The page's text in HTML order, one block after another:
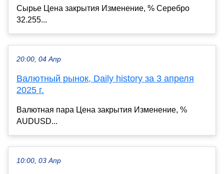
Сырье Цена закрытия Изменение, % Серебро
32.255...
20:00, 04 Апр
Валютный рынок, Daily history за 3 апреля
2025 г.
Валютная пара Цена закрытия Изменение, %
AUDUSD...
10:00, 03 Апр